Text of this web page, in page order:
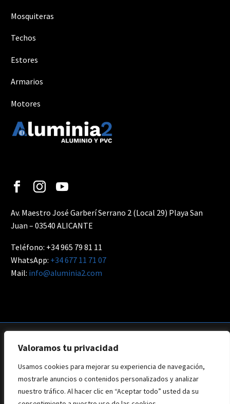
Valoramos tu privacidad
Usamos cookies para mejorar su experiencia de navegación,
mostrarle anuncios o contenidos personalizados y analizar
nuestro tráfico. Al hacer clic en “Aceptar todo” usted da su
Mosquiteras
Techos
Estores
Armarios
Motores
Av. Maestro José Garberí Serrano 2 (Local 29) Playa San
Juan – 03540 ALICANTE
Teléfono: +34 965 79 81 11
WhatsApp: +34 677 11 71 07
Mail: info@aluminia2.com
Aviso Legal Privacidad
Política de Cookies
Web: Branding Creative